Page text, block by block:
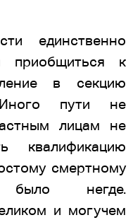
единственно
приобщиться к
в секцию
пути не
лицам не
квалификацию
смертному
было негде.
и могучем